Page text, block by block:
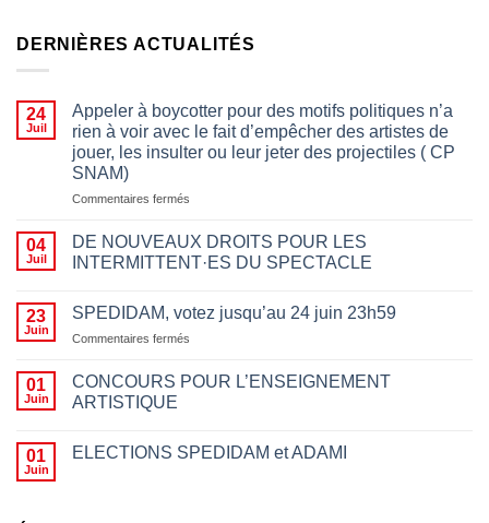
DERNIÈRES ACTUALITÉS
24
Juil
Appeler à boycotter pour des motifs politiques n’a
rien à voir avec le fait d’empêcher des artistes de
jouer, les insulter ou leur jeter des projectiles ( CP
SNAM)
Commentaires fermés
à
boycotter
pour
motifs
à
fait
04
Juil
DE NOUVEAUX DROITS POUR LES
INTERMITTENT·ES DU SPECTACLE
23
Juin
SPEDIDAM, votez jusqu’au 24 juin 23h59
Commentaires fermés
votez
23h59
01
Juin
CONCOURS POUR L’ENSEIGNEMENT
ARTISTIQUE
01
Juin
ELECTIONS SPEDIDAM et ADAMI